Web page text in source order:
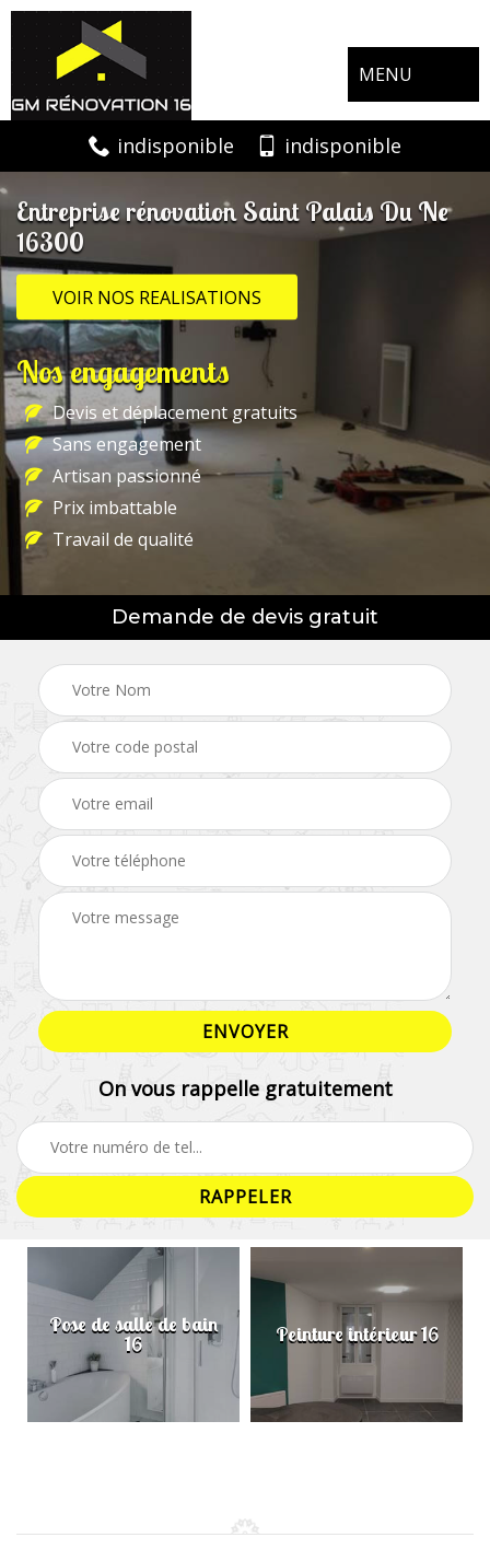
MENU
indisponible indisponible
Entreprise rénovation Saint Palais Du Ne
16300
VOIR NOS REALISATIONS
Nos engagements
Devis et déplacement gratuits
Sans engagement
Artisan passionné
Prix imbattable
Travail de qualité
Demande de devis gratuit
On vous rappelle gratuitement
Pose de salle de bain
16 Peinture intérieur 16